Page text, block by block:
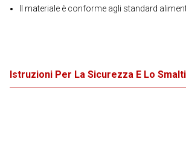
Il materiale è conforme agli standard
Istruzioni Per La Sicurezza E Lo